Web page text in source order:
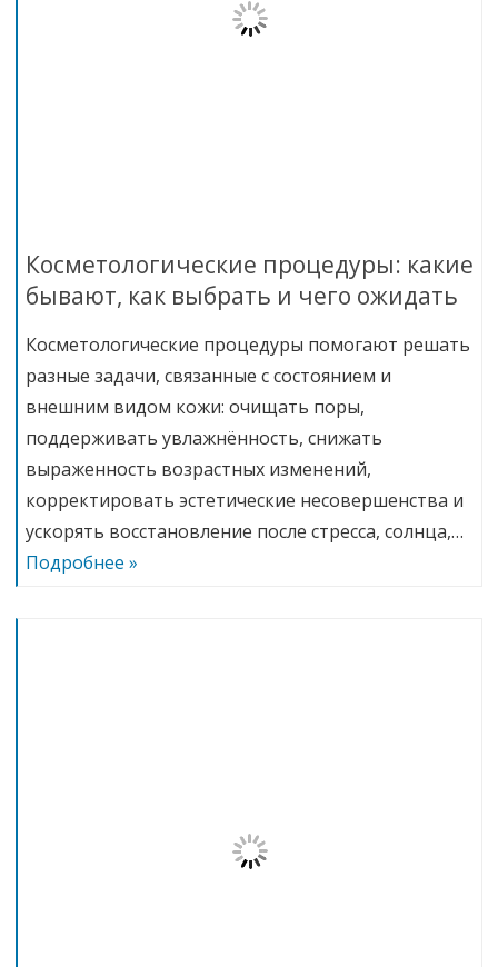
Косметологические процедуры: какие
бывают, как выбрать и чего ожидать
Косметологические процедуры помогают решать
разные задачи, связанные с состоянием и
внешним видом кожи: очищать поры,
поддерживать увлажнённость, снижать
выраженность возрастных изменений,
корректировать эстетические несовершенства и
ускорять восстановление после стресса, солнца,…
Подробнее »